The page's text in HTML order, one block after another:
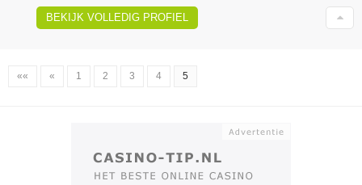
BEKIJK VOLLEDIG PROFIEL
«« « 1 2 3 4 5